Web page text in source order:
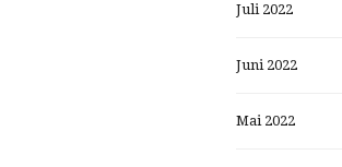
Juli 2022
Juni 2022
Mai 2022